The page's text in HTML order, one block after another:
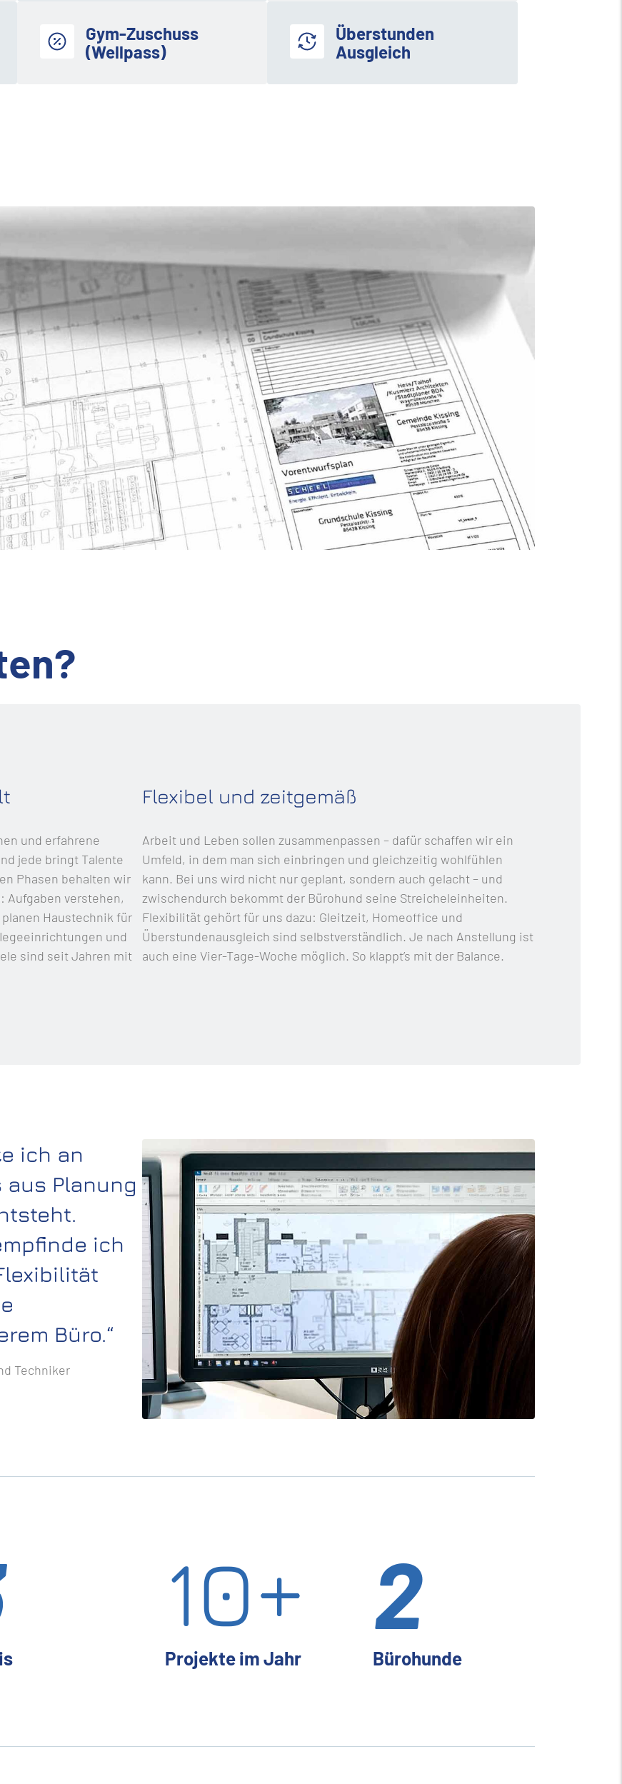
Gym-Zuschuss
(Wellpass)
Überstunden
Ausgleich
und erfahrene
jede bringt Talente
Phasen behalten wir
Aufgaben verstehen,
Haustechnik für
und
sind seit Jahren mit
Flexibel und zeitgemäß
Arbeit und Leben sollen zusammenpassen – dafür schaffen wir ein
Umfeld, in dem man sich einbringen und gleichzeitig wohlfühlen
kann. Bei uns wird nicht nur geplant, sondern auch gelacht – und
zwischendurch bekommt der Bürohund seine Streicheleinheiten.
Flexibilität gehört für uns dazu: Gleitzeit, Homeoffice und
Überstundenausgleich sind selbstverständlich. Je nach Anstellung ist
auch eine Vier-Tage-Woche möglich. So klappt’s mit der Balance.
ich an
aus Planung
ich
Büro.“
Techniker
10+
Projekte im Jahr
2
Bürohunde